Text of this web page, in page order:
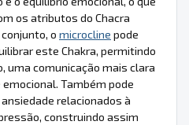
os atributos do Chacra
o microcline pode
este Chakra, permitindo
uma comunicação mais clara
Também pode
relacionados à
construindo assim